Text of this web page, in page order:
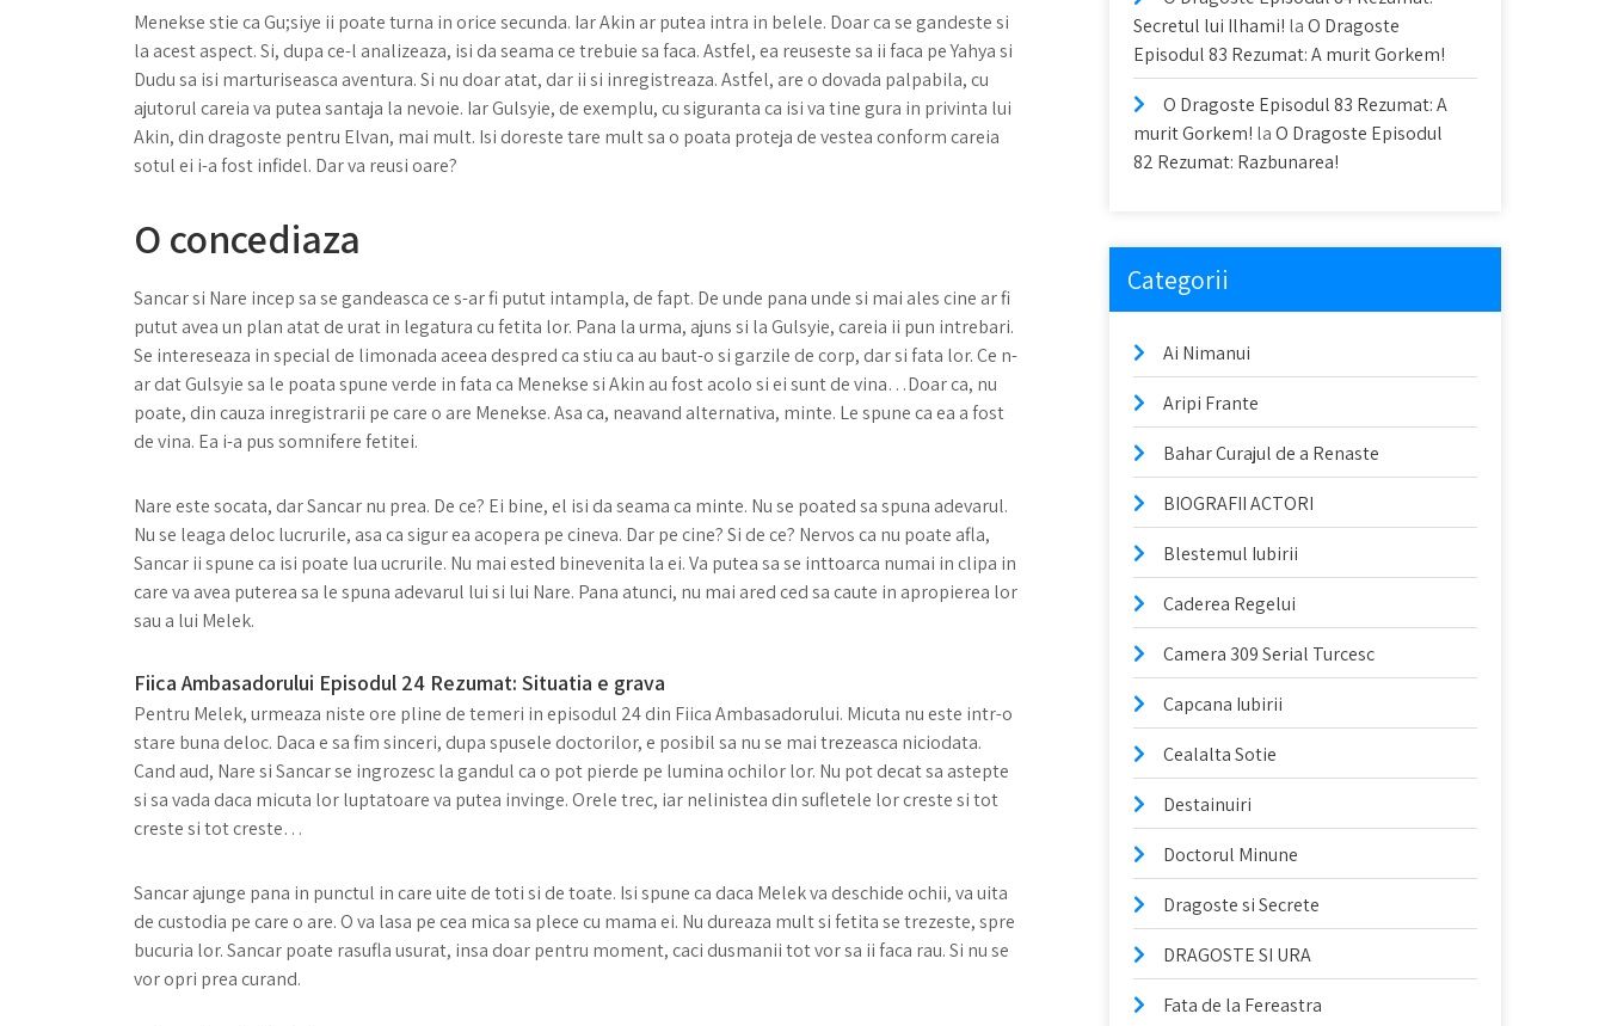
Menekse stie ca Gu;siye ii poate turna in orice secunda. Iar Akin ar putea intra in belele. Doar ca se gandeste si
la acest aspect. Si, dupa ce-l analizeaza, isi da seama ce trebuie sa faca. Astfel, ea reuseste sa ii faca pe Yahya si
Dudu sa isi marturiseasca aventura. Si nu doar atat, dar ii si inregistreaza. Astfel, are o dovada palpabila, cu
ajutorul careia va putea santaja la nevoie. Iar Gulsyie, de exemplu, cu siguranta ca isi va tine gura in privinta lui
Akin, din dragoste pentru Elvan, mai mult. Isi doreste tare mult sa o poata proteja de vestea conform careia
sotul ei i-a fost infidel. Dar va reusi oare?
O concediaza
Sancar si Nare incep sa se gandeasca ce s-ar fi putut intampla, de fapt. De unde pana unde si mai ales cine ar fi
putut avea un plan atat de urat in legatura cu fetita lor. Pana la urma, ajuns si la Gulsyie, careia ii pun intrebari.
Se intereseaza in special de limonada aceea despred ca stiu ca au baut-o si garzile de corp, dar si fata lor. Ce n-
ar dat Gulsyie sa le poata spune verde in fata ca Menekse si Akin au fost acolo si ei sunt de vina…Doar ca, nu
poate, din cauza inregistrarii pe care o are Menekse. Asa ca, neavand alternativa, minte. Le spune ca ea a fost
de vina. Ea i-a pus somnifere fetitei.
Nare este socata, dar Sancar nu prea. De ce? Ei bine, el isi da seama ca minte. Nu se poated sa spuna adevarul.
Nu se leaga deloc lucrurile, asa ca sigur ea acopera pe cineva. Dar pe cine? Si de ce? Nervos ca nu poate afla,
Sancar ii spune ca isi poate lua ucrurile. Nu mai ested binevenita la ei. Va putea sa se inttoarca numai in clipa in
care va avea puterea sa le spuna adevarul lui si lui Nare. Pana atunci, nu mai ared ced sa caute in apropierea lor
sau a lui Melek.
Fiica Ambasadorului Episodul 24 Rezumat: Situatia e grava
Pentru Melek, urmeaza niste ore pline de temeri in episodul 24 din Fiica Ambasadorului. Micuta nu este intr-o
stare buna deloc. Daca e sa fim sinceri, dupa spusele doctorilor, e posibil sa nu se mai trezeasca niciodata.
Cand aud, Nare si Sancar se ingrozesc la gandul ca o pot pierde pe lumina ochilor lor. Nu pot decat sa astepte
si sa vada daca micuta lor luptatoare va putea invinge. Orele trec, iar nelinistea din sufletele lor creste si tot
creste si tot creste…
Sancar ajunge pana in punctul in care uite de toti si de toate. Isi spune ca daca Melek va deschide ochii, va uita
de custodia pe care o are. O va lasa pe cea mica sa plece cu mama ei. Nu dureaza mult si fetita se trezeste, spre
bucuria lor. Sancar poate rasufla usurat, insa doar pentru moment, caci dusmanii tot vor sa ii faca rau. Si nu se
vor opri prea curand.
Secretul lui Ilhami! laO Dragoste
Episodul 83 Rezumat: A murit Gorkem!
O Dragoste Episodul 83 Rezumat: A
murit Gorkem! laO Dragoste Episodul
82 Rezumat: Razbunarea!
Categorii
Ai Nimanui
Aripi Frante
Bahar Curajul de a Renaste
BIOGRAFII ACTORI
Blestemul Iubirii
Caderea Regelui
Camera 309 Serial Turcesc
Capcana Iubirii
Cealalta Sotie
Destainuiri
Doctorul Minune
Dragoste si Secrete
DRAGOSTE SI URA
Fata de la Fereastra